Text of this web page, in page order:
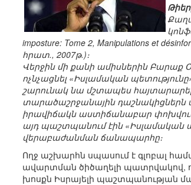
imposture: Tome 2, Manipulations et
հրատ., 2007թ.)։
Վերջին մի քանի ամիսներին Բարաք
ոչնչացնել «Իսլամական
շարունակ նա մշտապես
տարածաշրջանային դաշնակիցներն
իրավիճակն աստիճանաբար փոխվում
այդ պաշտպանում էին «Իսլամական
վերաբաժանման ճանապարհը։
Ողջ աշխարհն սպասում է գլոբալ
ավարտման ծիծաղելի պատրվակով,
խոսքն Իսրայելի պաշտպանության